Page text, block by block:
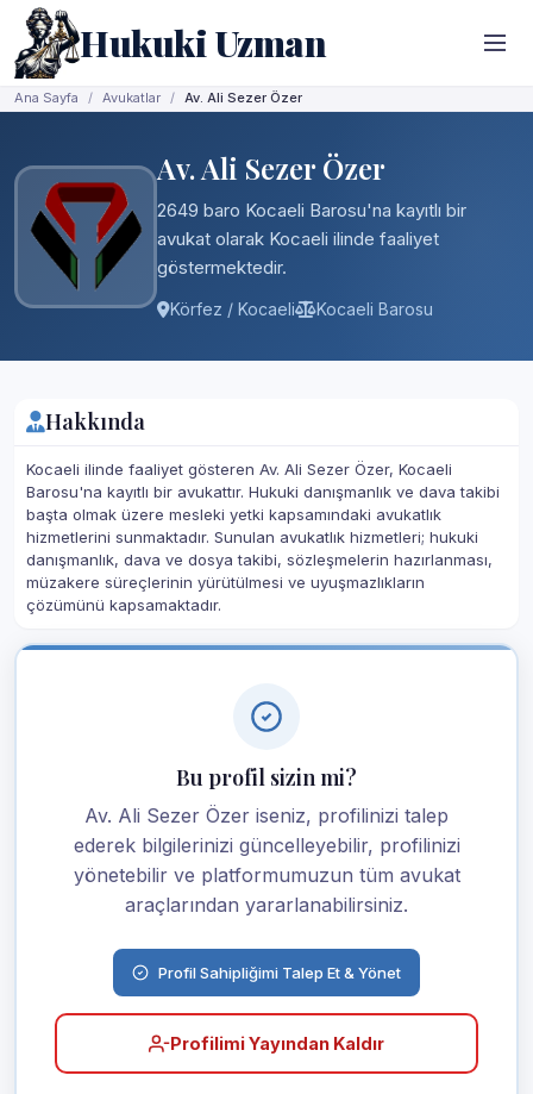
Hukuki Uzman
Ana Sayfa Avukatlar Av. Ali Sezer Özer
Av. Ali Sezer Özer
2649 baro Kocaeli Barosu'na kayıtlı bir
avukat olarak Kocaeli ilinde faaliyet
göstermektedir.
Körfez / Kocaeli Kocaeli Barosu
Hakkında
Kocaeli ilinde faaliyet gösteren Av. Ali Sezer Özer, Kocaeli
Barosu'na kayıtlı bir avukattır. Hukuki danışmanlık ve dava takibi
başta olmak üzere mesleki yetki kapsamındaki avukatlık
hizmetlerini sunmaktadır. Sunulan avukatlık hizmetleri; hukuki
danışmanlık, dava ve dosya takibi, sözleşmelerin hazırlanması,
müzakere süreçlerinin yürütülmesi ve uyuşmazlıkların
çözümünü kapsamaktadır.
Bu profil sizin mi?
Av. Ali Sezer Özer iseniz, profilinizi talep
ederek bilgilerinizi güncelleyebilir, profilinizi
yönetebilir ve platformumuzun tüm avukat
araçlarından yararlanabilirsiniz.
Profil Sahipliğimi Talep Et & Yönet
Profilimi Yayından Kaldır